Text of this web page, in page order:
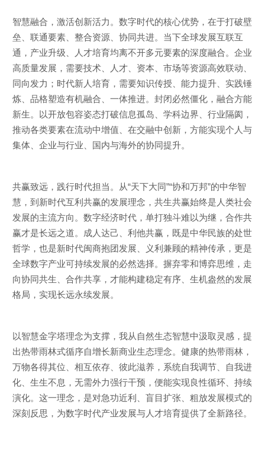
智慧融合，激活创新活力。数字时代的核心优势，在于打破壁
垒、联通要素、整合资源、协同共进。当下全球发展互联互
通，产业升级、人才培育均离不开多元要素的深度融合。企业
高质量发展，需要技术、人才、资本、市场等资源高效联动、
同向发力；时代新人培育，需要知识传授、能力提升、实践锤
炼、品格塑造有机融合、一体推进。封闭必然僵化，融合方能
新生。以开放包容姿态打破信息孤岛、学科边界、行业隔阂，
推动各类要素在流动中增值、在交融中创新，方能实现个人与
集体、企业与行业、国内与海外的协同提升。
共赢致远，践行时代担当。从“天下大同”“协和万邦”的中华智
慧，到新时代互利共赢的发展理念，共生共赢始终是人类社会
发展的主流方向。数字经济时代，单打独斗难以为继，合作共
赢才是长远之道。成人达己、利他共赢，既是中华民族的处世
哲学，也是新时代闽商抱团发展、义利兼顾的精神传承，更是
全球数字产业可持续发展的必然选择。摒弃零和博弈思维，走
向协同共生、合作共享，才能构建稳定有序、生机盎然的发展
格局，实现长远永续发展。
以智慧金字塔理念为支撑，我从自然生态智慧中汲取灵感，提
出热带雨林式循序自增长新商业生态理念。健康的热带雨林，
万物各得其位、相互依存、彼此滋养，系统自我调节、自我进
化、生生不息，无需外力强行干预，便能实现良性循环、持续
演化。这一理念，是对急功近利、盲目扩张、粗放发展模式的
深刻反思，为数字时代产业发展与人才培育提供了全新路径。